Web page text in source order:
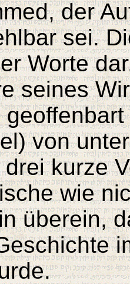
der
sei.
Worte
seines
von
kurze
wie
überein,